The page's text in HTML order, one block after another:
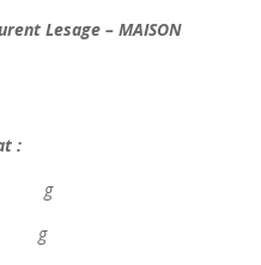
Lesage – MAISON
:
g
g